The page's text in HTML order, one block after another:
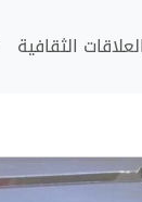
الثقافية